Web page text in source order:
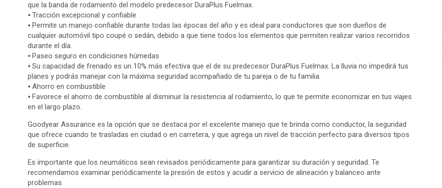
que la banda de rodamiento del modelo predecesor DuraPlus Fuelmax.
⦁ Tracción excepcional y confiable
⦁ Permite un manejo confiable durante todas las épocas del año y es ideal para conductores que son dueños de
cualquier automóvil tipo coupé o sedán, debido a que tiene todos los elementos que permiten realizar varios recorridos
durante el día.
⦁ Paseo seguro en condiciones húmedas
⦁ Su capacidad de frenado es un 10% más efectiva que el de su predecesor DuraPlus Fuelmax. La lluvia no impedirá tus
planes y podrás manejar con la máxima seguridad acompañado de tu pareja o de tu familia.
⦁ Ahorro en combustible
⦁ Favorece el ahorro de combustible al disminuir la resistencia al rodamiento, lo que te permite economizar en tus viajes
en el largo plazo.
Goodyear Assurance es la opción que se destaca por el excelente manejo que te brinda como conductor, la seguridad
que ofrece cuando te trasladas en ciudad o en carretera, y que agrega un nivel de tracción perfecto para diversos tipos
de superficie.
Es importante que los neumáticos sean revisados periódicamente para garantizar su duración y seguridad. Te
recomendamos examinar periódicamente la presión de estos y acudir a servicio de alineación y balanceo ante
problemas.